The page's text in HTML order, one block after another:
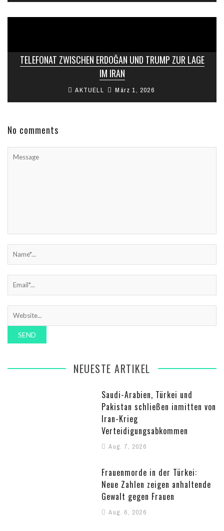
TELEFONAT ZWISCHEN ERDOĞAN UND TRUMP ZUR LAGE
IM IRAN
AKTUELL März 1, 2026
No comments
NEUESTE ARTIKEL
Saudi-Arabien, Türkei und
Pakistan schließen inmitten von
Iran-Krieg
Verteidigungsabkommen
Aug. 7, 2026
Frauenmorde in der Türkei:
Neue Zahlen zeigen anhaltende
Gewalt gegen Frauen
Aug. 6, 2026